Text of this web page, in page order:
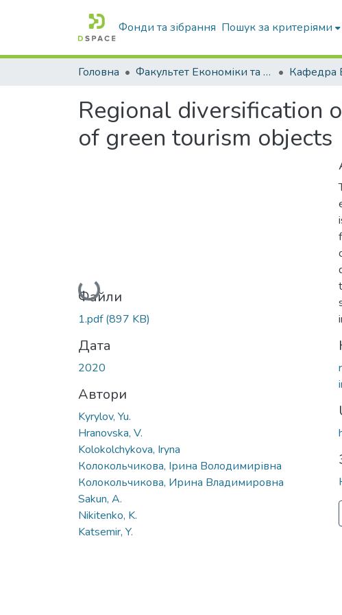
Фонди та зібрання Пошук за критеріями
Головна Факультет Економіки та бізнесу
Regional diversification
of green tourism objects
Вантажиться...
Файли
1.pdf(897 KB)
Дата
2020
Автори
Kyrylov, Yu.
Hranovska, V.
Kolokolchykova, Iryna
Колокольчикова, Ірина Володимирівна
Колокольчикова, Ирина Владимировна
Sakun, A.
Nikitenko, K.
Katsemir, Y.